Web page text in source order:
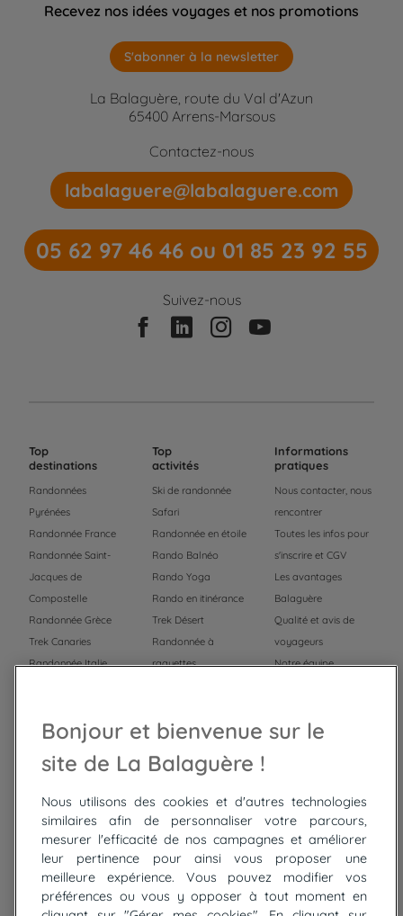
Recevez nos idées voyages et nos promotions
S'abonner à la newsletter
La Balaguère, route du Val d'Azun
65400 Arrens-Marsous
Contactez-nous
labalaguere@labalaguere.com
05 62 97 46 46 ou 01 85 23 92 55
Suivez-nous
Top
destinations
Randonnées
Pyrénées
Randonnée France
Randonnée Saint-
Jacques de
Compostelle
Randonnée Grèce
Trek Canaries
Randonnée Italie
Trek Mauritanie
Top
activités
Ski de randonnée
Safari
Randonnée en étoile
Rando Balnéo
Rando Yoga
Rando en itinérance
Trek Désert
Randonnée à
raquettes
Trek
Informations
pratiques
Nous contacter, nous
rencontrer
Toutes les infos pour
s'inscrire et CGV
Les avantages
Balaguère
Qualité et avis de
voyageurs
Notre équipe
Top
circuits
Tour du lac de Constance à vélo
Cyclades : Amorgos et Naxos
Randonnée aux Bardenas Reales
De Collioure à Cadaquès à pied
Bonjour et bienvenue sur le
site de La Balaguère !
Nous utilisons des cookies et d'autres technologies
similaires afin de personnaliser votre parcours,
mesurer l'efficacité de nos campagnes et améliorer
leur pertinence pour ainsi vous proposer une
meilleure expérience. Vous pouvez modifier vos
préférences ou vous y opposer à tout moment en